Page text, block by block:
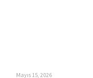
Mayıs 15, 2026